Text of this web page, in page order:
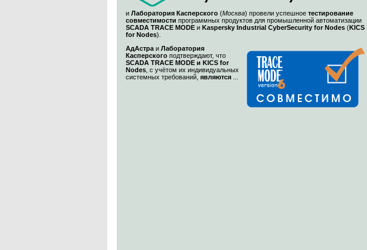
и Лаборатория Касперского (Москва) провели успешное тестирование
совместимости программных продуктов для промышленной автоматизации
SCADA TRACE MODE и Kaspersky Industrial CyberSecurity for Nodes (KICS
for Nodes).
АдАстра и Лаборатория
Касперского подтверждают, что
SCADA TRACE MODE и KICS for
Nodes , с учётом их индивидуальных
системных требований, являются